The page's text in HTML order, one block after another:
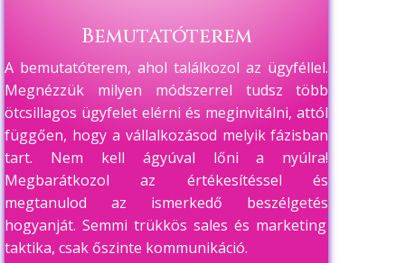
Bemutatóterem
A bemutatóterem, ahol találkozol az ügyféllel.
Megnézzük milyen módszerrel tudsz több
ötcsillagos ügyfelet elérni és meginvitálni, attól
függően, hogy a vállalkozásod melyik fázisban
tart. Nem kell ágyúval lőni a nyúlra!
Megbarátkozol az értékesítéssel és
megtanulodaz ismerkedő beszélgetés
hogyanját. Semmi trükkös sales és marketing
taktika, csak őszinte kommunikáció.